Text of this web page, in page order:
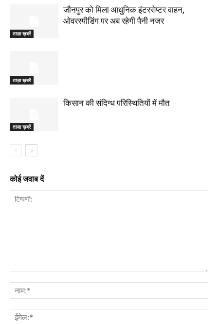
ताज़ा ख़बरें
जौनपुर को मिला आधुनिक इंटरसेप्टर वाहन,
ओवरस्पीडिंग पर अब रहेगी पैनी नजर
ताज़ा ख़बरें
ताज़ा ख़बरें
किसान की संदिग्ध परिस्थितियों में मौत
कोई जवाब दें